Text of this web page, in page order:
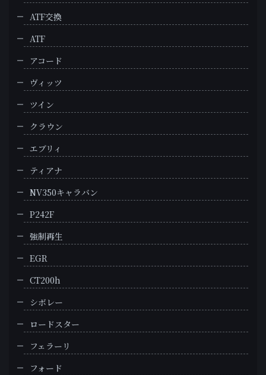
ATF交換
ATF
アコード
ヴィッツ
ツイン
クラウン
エブリィ
ティアナ
NV350キャラバン
P242F
強制再生
EGR
CT200h
シボレー
ロードスター
フェラーリ
フォード